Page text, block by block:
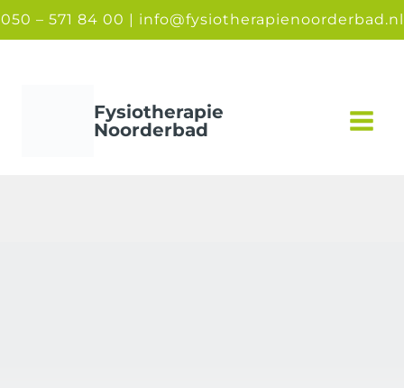
Doorgaan
naar
050 – 571 84 00 | info@fysiotherapienoorderbad.nl
Fysiotherapie
Noorderbad